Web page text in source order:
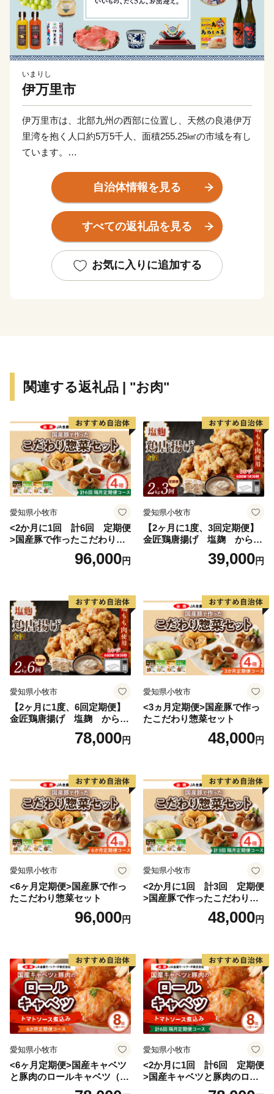
いまりし
伊万里市
伊万里市は、北部九州の西部に位置し、天然の良港伊万
里湾を抱く人口約5万5千人、面積255.25㎢の市域を有し
ています。
古伊万里や石炭の積出港として栄え、「古伊万里文化」
の香りが漂う焼き物などを市内の随所で見ることができ
る風光明媚なまちです。
かく、とろけるほどの美味しさです。由緒ある枝肉共励
会で多くの賞に輝くなど、伊万里を代表する特産物で
自治体情報を見る
すべての返礼品を見る
お気に入りに追加する
関連する返礼品 | "お肉"
愛知県小牧市
<2か月に1回 計6回 定期便
>国産豚で作ったこだわり惣
96,000円
愛知県小牧市
【2ヶ月に1度、3回定期便】
金匠鶏唐揚げ 塩麹 からあ
39,000円
愛知県小牧市
【2ヶ月に1度、6回定期便】
金匠鶏唐揚げ 塩麹 からあ
78,000円
愛知県小牧市
<3ヵ月定期便>国産豚で作っ
たこだわり惣菜セット
48,000円
愛知県小牧市
<6ヶ月定期便>国産豚で作っ
たこだわり惣菜セット
96,000円
愛知県小牧市
<2か月に1回 計3回 定期便
>国産豚で作ったこだわり惣
48,000円
愛知県小牧市
<6ヶ月定期便>国産キャベツ
と豚肉のロールキャベツ（4P
愛知県小牧市
<2か月に1回 計6回 定期便
>国産キャベツと豚肉のロー
ルキャベツ（4P入り）